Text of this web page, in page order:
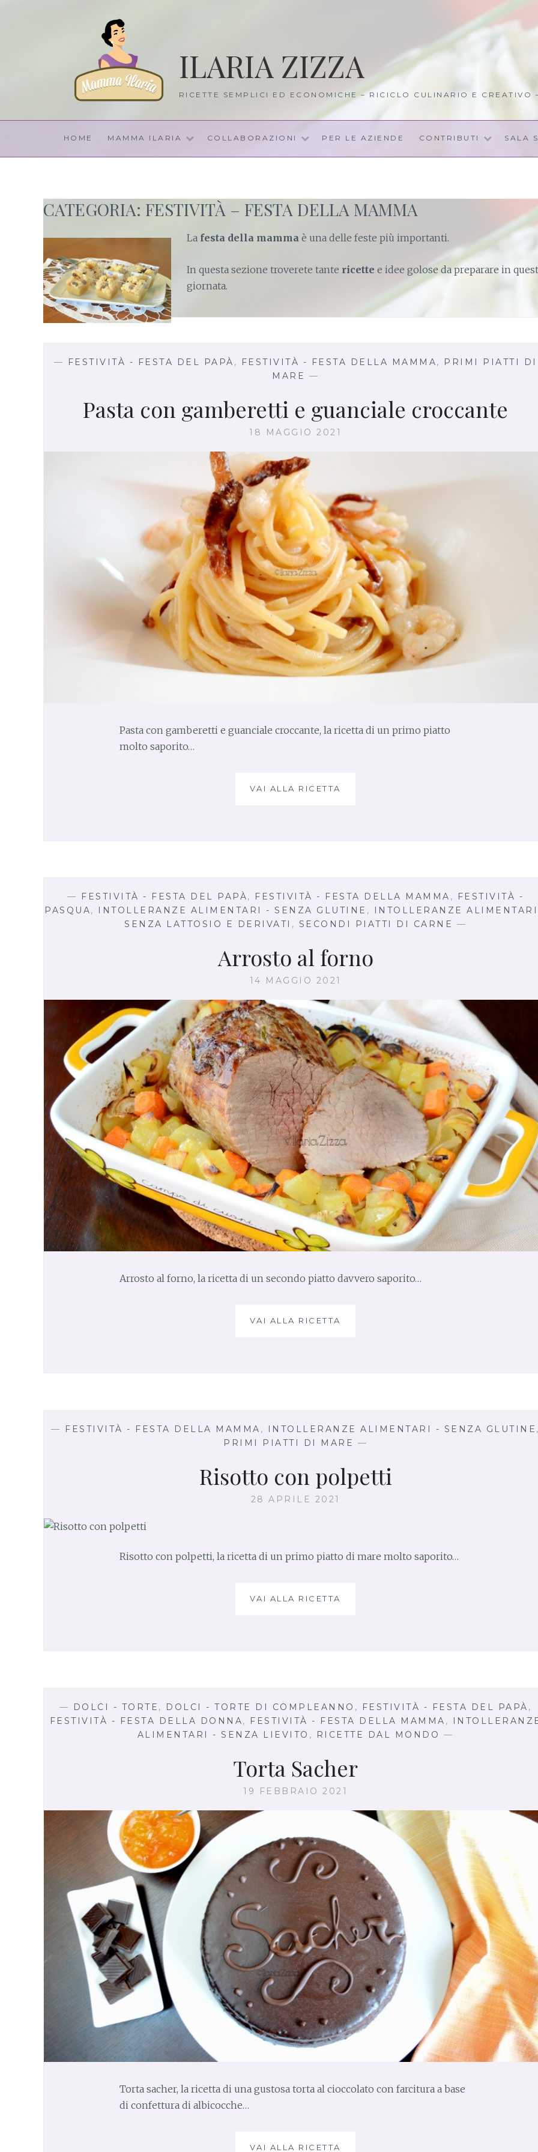
ILARIA ZIZZA
RICETTE SEMPLICI ED ECONOMICHE – RICICLO CULINARIO E CREATIVO
HOME MAMMA ILARIA COLLABORAZIONI PER LE AZIENDE CONTRIBUTI SALA
CATEGORIA: FESTIVITÀ – FESTA DELLA MAMMA
La festa della mamma è una delle feste più importanti.
In questa sezione troverete tante ricette e idee golose da preparare in
giornata.
— FESTIVITÀ - FESTA DEL PAPÀ , FESTIVITÀ - FESTA DELLA MAMMA,
PRIMI PIATTI DI
MARE —
Pasta con gamberetti e guanciale croccante
18 MAGGIO 2021
Pasta con gamberetti e guanciale croccante, la ricetta di un primo piatto
molto saporito…
VAI ALLA RICETTA
G
A
M
R
I
E
G
A
N
C
I
A
L
E
R
O
C
C
A
T
— FESTIVITÀ - FESTA DEL PAPÀ, FESTIVITÀ - FESTA DELLA MAMMA ,
FESTIVITÀ -
PASQUA, INTOLLERANZE ALIMENTARI - SENZA GLUTINE ,
INTOLLERANZE
SENZA LATTOSIO E DERIVATI , SECONDI PIATTI DI CARNE —
Arrosto al forno
14 MAGGIO 2021
Arrosto al forno, la ricetta di un secondo piatto davvero saporito…
VAI ALLA RICETTA
L
F
R
— FESTIVITÀ - FESTA DELLA MAMMA , INTOLLERANZE ALIMENTARI - SENZA GLUTINE
PRIMI PIATTI DI MARE —
Risotto con polpetti
28 APRILE 2021
Risotto con polpetti, la ricetta di un primo piatto di mare molto saporito…
VAI ALLA RICETTA
O
N
P
P
T
— DOLCI - TORTE , DOLCI - TORTE DI COMPLEANNO , FESTIVITÀ - FESTA DEL PAPÀ ,
FESTIVITÀ - FESTA DELLA DONNA, FESTIVITÀ - FESTA DELLA MAMMA ,
ALIMENTARI - SENZA LIEVITO , RICETTE DAL MONDO —
Torta Sacher
19 FEBBRAIO 2021
Torta sacher, la ricetta di una gustosa torta al cioccolato con farcitura a base
di confettura di albicocche…
VAI ALLA RICETTA